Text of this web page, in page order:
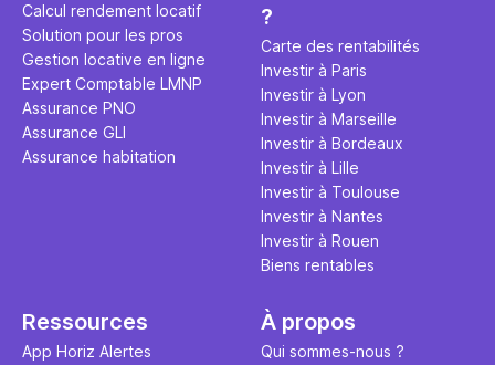
ce secret
études et
Calcul rendement locatif
Solution pour les pros
Gestion locative en ligne
Expert Comptable LMNP
Assurance PNO
Assurance GLI
Assurance habitation
?
Carte des rentabilités
Investir à Paris
Investir à Lyon
Investir à Marseille
Investir à Bordeaux
Investir à Lille
Investir à Toulouse
Investir à Nantes
Investir à Rouen
Biens rentables
Ressources
App Horiz Alertes
À propos
Qui sommes-nous ?